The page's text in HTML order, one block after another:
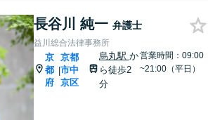
長谷川 純一 弁護士
益川総合法律事務所
京
都
府
|
京都
市中
京区
烏丸駅 か
ら徒歩2
分
営業時間：09:00
~21:00（平日）